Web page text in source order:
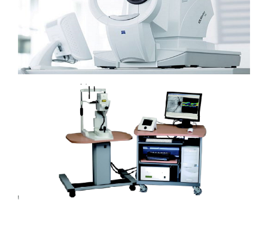
蔡司IOL-master700
海德堡光学相干断层扫描仪